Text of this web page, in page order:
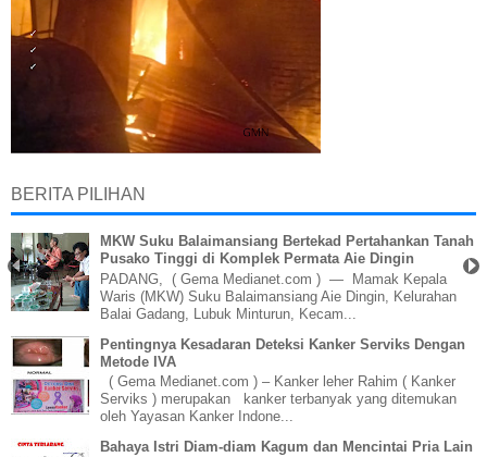
BERITA PILIHAN
MKW Suku Balaimansiang Bertekad Pertahankan Tanah
Pusako Tinggi di Komplek Permata Aie Dingin
PADANG, ( Gema Medianet.com ) — Mamak Kepala
Waris (MKW) Suku Balaimansiang Aie Dingin, Kelurahan
Balai Gadang, Lubuk Minturun, Kecam...
Pentingnya Kesadaran Deteksi Kanker Serviks Dengan
Metode IVA
( Gema Medianet.com ) – Kanker leher Rahim ( Kanker
Serviks ) merupakan kanker terbanyak yang ditemukan
oleh Yayasan Kanker Indone...
Bahaya Istri Diam-diam Kagum dan Mencintai Pria Lain